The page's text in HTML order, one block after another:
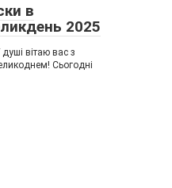
в
2025
душі вітаю вас з
Сьогодні